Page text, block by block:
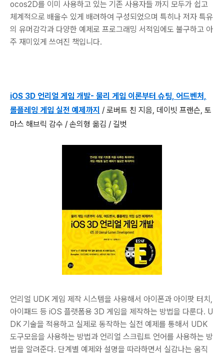
ocos2D를 이미 사용하고 있는 기존 사용자들 까지 모두가 쉽고
체계적으로 배울수 있게 배려하여 구성되었으며 특히나 저자 특유
의 유머감각과 다양한 예제로 프로그래밍 서적임에도 불구하고 아
주 재미있게 쓰여진 책입니다.
iOS 3D 언리얼 게임 개발- 물리 게임 이론부터 슈팅, 어드벤처,
롤플레잉 게임 실전 예제까지 / 로버트 친 지음, 데이빗 프랜슨, 토
마스 해브릭 감수 / 손의형 옮김 / 길벗
언리얼 UDK 게임 제작 시스템을 사용해서 아이폰과 아이팟 터치,
아이패드 등 iOS 플랫폼용 3D 게임을 제작하는 방법을 다룬다. U
DK 기술을 적용하고 실제로 동작하는 실전 예제를 통해서 UDK
도구모음을 사용하는 방법과 언리얼 스크립트 언어를 사용하는 방
법을 알려준다. 단계별 예제와 설명을 따라하면서 실감나는 움직